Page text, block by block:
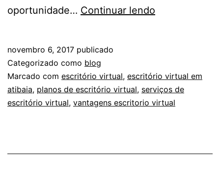
oportunidade… Continuar lendo
abrir
um
negócio
novembro 6, 2017 publicado
Categorizado como blog
Marcado com escritório virtual, escritório virtual em
atibaia, planos de escritório virtual, serviços de
escritório virtual, vantagens escritorio virtual